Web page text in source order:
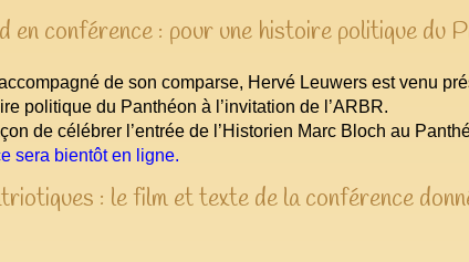
en conférence : pour une histoire politique du
de son comparse, Hervé Leuwers est venu
politique du Panthéon à l’invitation de l’ARBR.
de célébrer l’entrée de l’Historien Marc Bloch au
sera bientôt en ligne.
: le film et texte de la conférence